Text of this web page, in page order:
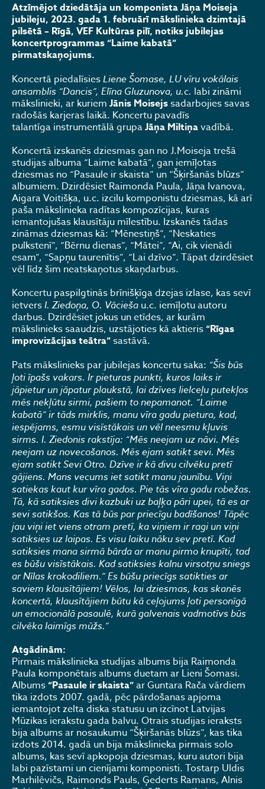
Atzīmējot dziedātāja un komponista Jāņa Moiseja
jubileju, 2023. gada 1. februārī mākslinieka dzimtajā
pilsētā – Rīgā, VEF Kultūras pilī, notiks jubilejas
koncertprogrammas “Laime kabatā”
pirmatskaņojums.
Koncertā piedalīsiesLiene Šomase, LU vīru vokālais
ansamblis “Dancis”, Elīna Gluzunova, u.c. labi zināmi
mākslinieki, ar kuriem Jānis Moisejssadarbojies savas
radošās karjeras laikā. Koncertu pavadīs
talantīga instrumentālā grupaJāņa Miltiņavadībā.
Koncertā izskanēs dziesmas gan no J.Moiseja trešā
studijas albuma “Laime kabatā”, gan iemīļotas
dziesmas no “Pasaule ir skaista” un “Šķiršanās blūzs”
albumiem. Dzirdēsiet Raimonda Paula, Jāņa Ivanova,
Aigara Voitišķa, u.c. izcilu komponistu dziesmas, kā arī
paša mākslinieka radītas kompozīcijas, kuras
iemantojušas klausītāju mīlestību. Izskanēs tādas
zināmas dziesmas kā: “Mēnestiņš”, “Neskaties
pulkstenī”, “Bērnu dienas”, “Mātei”, “Ai, cik vienādi
esam”, “Sapņu taurenītis”, “Lai dzīvo”. Tāpat dzirdēsiet
vēl līdz šim neatskaņotus skaņdarbus.
Koncertu paspilgtinās brīnišķīga dzejas izlase, kas sevī
ietversI. Ziedoņa, O. Vācieša u.c. iemīļotu autoru
darbus. Dzirdēsiet jokus un etīdes, ar kurām
mākslinieks saaudzis, uzstājoties kā aktieris“Rīgas
improvizācijas teātra”sastāvā.
Pats mākslinieks par jubilejas koncertu saka: “Šis būs
ļoti īpašs vakars. Ir pieturas punkti, kuros laiks ir
jāpietur un jāpatur plaukstā, lai dzīves lielceļu putekļos
mēs nekļūtu sirmi, pašiem to nepamanot. “Laime
kabatā” ir tāds mirklis, manu vīra gadu pietura, kad,
iespējams, esmu visīstākais un vēl neesmu kļuvis
sirms. I. Ziedonis rakstīja: “Mēs neejam uz nāvi. Mēs
neejam uz novecošanos. Mēs ejam satikt sevi. Mēs
ejam satikt Sevi Otro. Dzīve ir kā divu cilvēku pretī
gājiens. Mans vecums iet satikt manu jaunību. Viņi
satiekas kaut kur vīra gados. Pie tās vīra gadu robežas.
Tā, kā satiksies divi kazbuki uz baļķa pāri upei, tā es ar
sevi satikšos. Kas tā būs par priecīgu badīšanos! Tāpēc
jau viņi iet viens otram pretī, ka viņiem ir ragi un viņi
satiksies uz laipas. Es visu laiku nāku sev pretī. Kad
satiksies mana sirmā bārda ar manu pirmo knupīti, tad
es būšu visīstākais. Kad satiksies kalnu virsotņu sniegs
ar Nīlas krokodiliem.” Es būšu priecīgs satikties ar
saviem klausītājiem! Vēlos, lai dziesmas, kas skanēs
koncertā, klausītājiem būtu kā ceļojums ļoti personīgā
un emocionālā pasaulē, kurā galvenais vadmotīvs būs
cilvēka laimīgs mūžs.”
Atgādinām:
Pirmais mākslinieka studijas albums bija Raimonda
Paula komponētais albums duetam ar Lieni Šomasi.
Albums“Pasaule ir skaista”ar Guntara Rača vārdiem
tika izdots 2007. gadā, pēc pārdošanas apjoma
iemantojot zelta diska statusu un izcīnot Latvijas
Mūzikas ierakstu gada balvu. Otrais studijas ieraksts
bija albums ar nosaukumu “Šķiršanās blūzs”, kas tika
izdots 2014. gadā un bija mākslinieka pirmais solo
albums, kas sevī apkopoja dziesmas, kuru autori bija
labi pazīstami un cienījami komponisti. Tostarp Uldis
Marhilēvičs, Raimonds Pauls, Ģederts Ramans, Alnis